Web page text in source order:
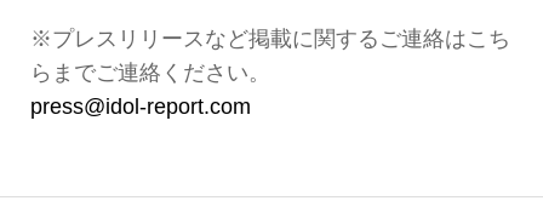
※プレスリリースなど掲載に関するご連絡はこち
らまでご連絡ください。
press@idol-report.com